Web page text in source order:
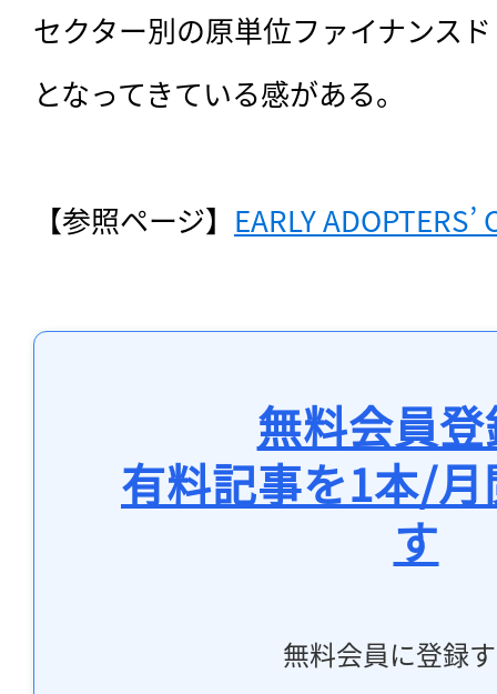
セクター別の原単位ファイナンス
となってきている感がある。
【参照ページ】 EARLY
無料会員
有料記事を1本/
す
無料会員に登録